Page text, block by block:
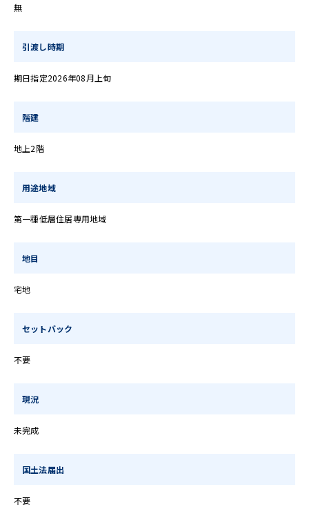
無
引渡し時期
期日指定2026年08月上旬
階建
地上2階
用途地域
第一種低層住居専用地域
地目
宅地
セットバック
不要
現況
未完成
国土法届出
不要